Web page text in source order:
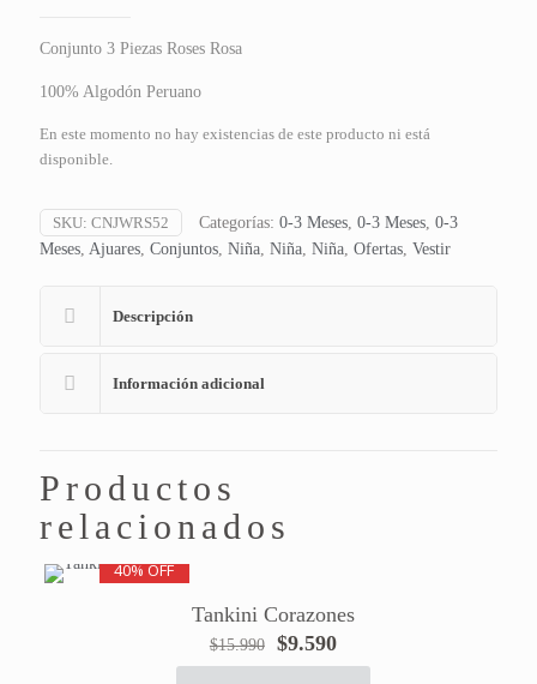
Conjunto 3 Piezas Roses Rosa
100% Algodón Peruano
En este momento no hay existencias de este producto ni está
disponible.
SKU: CNJWRS52 Categorías: 0-3 Meses, 0-3 Meses, 0-3
Meses, Ajuares, Conjuntos, Niña, Niña, Niña, Ofertas, Vestir
Descripción
Información adicional
Productos
relacionados
40% OFF
Tankini Corazones
$15.990
El
precio
$9.590El
precio